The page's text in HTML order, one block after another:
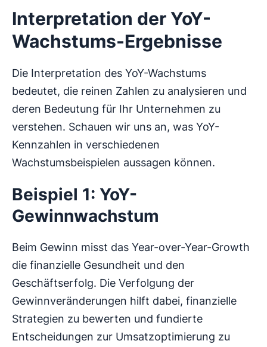
Interpretation der YoY-
Wachstums-Ergebnisse
Die Interpretation des YoY-Wachstums
bedeutet, die reinen Zahlen zu analysieren und
deren Bedeutung für Ihr Unternehmen zu
verstehen. Schauen wir uns an, was YoY-
Kennzahlen in verschiedenen
Wachstumsbeispielen aussagen können.
Beispiel 1: YoY-
Gewinnwachstum
Beim Gewinn misst das Year-over-Year-Growth
die finanzielle Gesundheit und den
Geschäftserfolg. Die Verfolgung der
Gewinnveränderungen hilft dabei, finanzielle
Strategien zu bewerten und fundierte
Entscheidungen zur Umsatzoptimierung zu